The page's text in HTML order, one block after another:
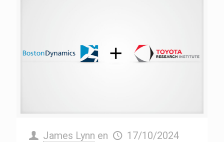
James Lynn en 17/10/2024